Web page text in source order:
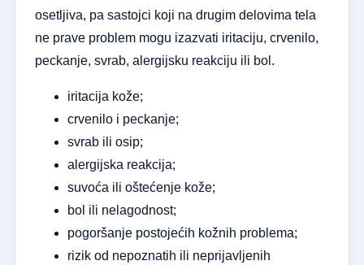
osetljiva, pa sastojci koji na drugim delovima tela
ne prave problem mogu izazvati iritaciju, crvenilo,
peckanje, svrab, alergijsku reakciju ili bol.
iritacija kože;
crvenilo i peckanje;
svrab ili osip;
alergijska reakcija;
suvoća ili oštećenje kože;
bol ili nelagodnost;
pogoršanje postojećih kožnih problema;
rizik od nepoznatih ili neprijavljenih